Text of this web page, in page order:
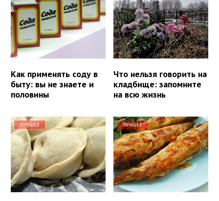
Как применять соду в
быту: вы не знаете и
половины
Что нельзя говорить на
кладбище: запомните
на всю жизнь
ЛУЧШЕЕ ЛУЧШЕЕ